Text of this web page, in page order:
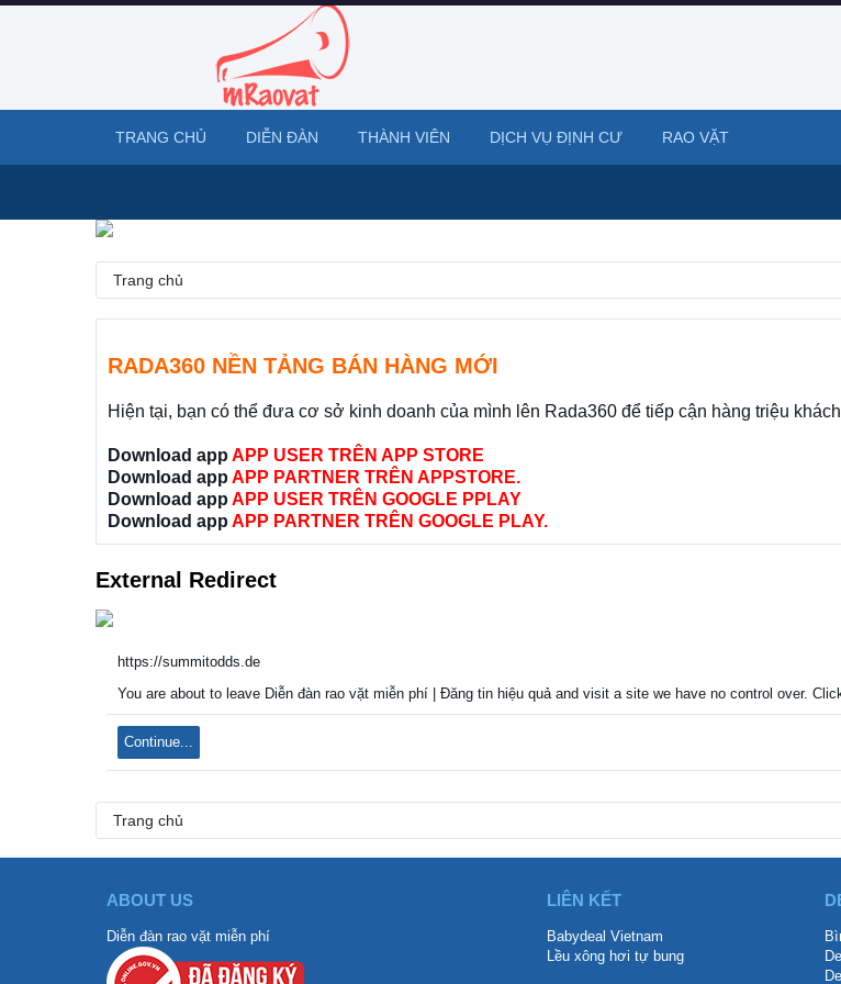
Trang chủ
RADA360 NỀN TẢNG BÁN HÀNG MỚI
Hiện tại, bạn có thể đưa cơ sở kinh doanh của mình lên Rada360 để tiếp cận hàng triệu
Download app APP USER TRÊN APP STORE
Download app APP PARTNER TRÊN APPSTORE.
Download app APP USER TRÊN GOOGLE PPLAY
Download app APP PARTNER TRÊN GOOGLE PLAY.
External Redirect
https://summitodds.de
You are about to leave Diễn đàn rao vặt miễn phí | Đăng tin hiệu quả and visit a site we have no control over.
Continue...
Trang chủ
TRANG CHỦ DIỄN ĐÀN THÀNH VIÊN DỊCH VỤ ĐỊNH CƯ RAO VẶT
ABOUT US
Diễn đàn rao vặt miễn phí
LIÊN KẾT
Babydeal Vietnam
Lều xông hơi tự bung